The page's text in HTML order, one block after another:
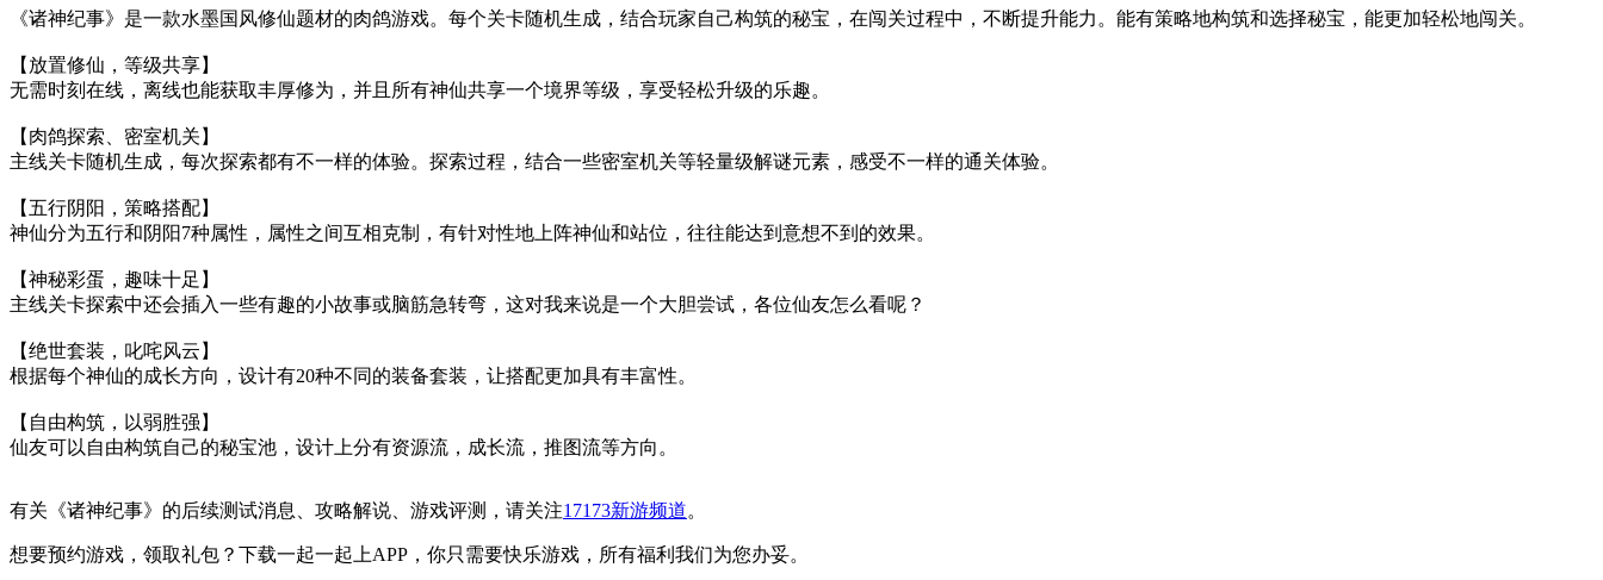
《诸神纪事》是一款水墨国风修仙题材的肉鸽游戏。每个关卡随机生成，结合玩家自己构筑的秘宝，在闯关过程中，不断提升能力。能有策略地构筑和选择秘宝，能更加轻松地闯关。
【放置修仙，等级共享】
无需时刻在线，离线也能获取丰厚修为，并且所有神仙共享一个境界等级，享受轻松升级的乐趣。
【肉鸽探索、密室机关】
主线关卡随机生成，每次探索都有不一样的体验。探索过程，结合一些密室机关等轻量级解谜元素，感受不一样的通关体验。
【五行阴阳，策略搭配】
神仙分为五行和阴阳7种属性，属性之间互相克制，有针对性地上阵神仙和站位，往往能达到意想不到的效果。
【神秘彩蛋，趣味十足】
主线关卡探索中还会插入一些有趣的小故事或脑筋急转弯，这对我来说是一个大胆尝试，各位仙友怎么看呢？
【绝世套装，叱咤风云】
根据每个神仙的成长方向，设计有20种不同的装备套装，让搭配更加具有丰富性。
【自由构筑，以弱胜强】
仙友可以自由构筑自己的秘宝池，设计上分有资源流，成长流，推图流等方向。
有关 《诸神纪事》 的后续测试消息、攻略解说、游戏评测，请关注17173新游频道。
想要预约游戏，领取礼包？下载一起一起上APP，你只需要快乐游戏，所有福利我们为您办妥。